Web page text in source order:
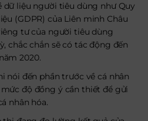
dữ liệu người tiêu dùng như Quy
(GDPR) của Liên minh Châu
tư của người tiêu dùng
chắc chắn sẽ có tác động đến
2020.
nói đến phần trước về cá nhân
độ đồng ý cần thiết để gửi
nhân hóa.